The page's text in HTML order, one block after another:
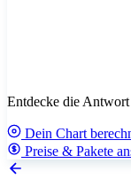
Entdecke die
Dein Chart
Preise & Pakete